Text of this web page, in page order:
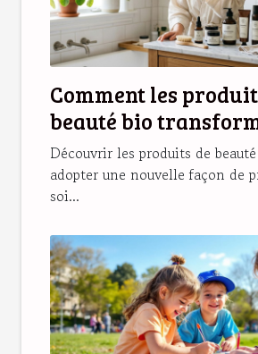
Comment les
beauté bio
votre routine
Découvrir les produits de
adopter une nouvelle façon de
soi...